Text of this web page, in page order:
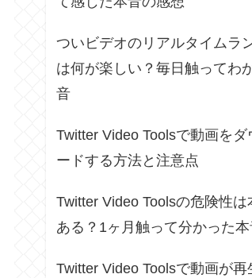
ついビデオのリアルタイムラ
は何が楽しい？毎日触ってわ
音
Twitter Video Toolsで動画をダ
ードする方法と注意点
Twitter Video Toolsの危険性は
ある？1ヶ月触って分かった
Twitter Video Toolsで動画が再